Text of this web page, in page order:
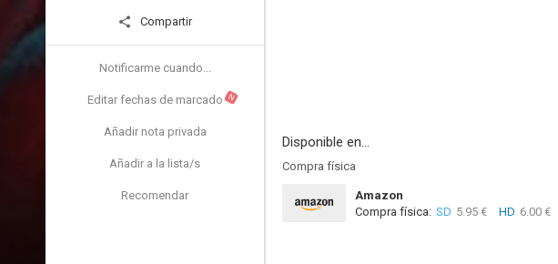
Compartir
Notificarme cuando...
Editar fechas de marcado N
Añadir nota privada
Añadir a la lista/s
Recomendar
Disponible en...
Compra física
Amazon
Compra física: SD 5.95 € HD 6.00 €